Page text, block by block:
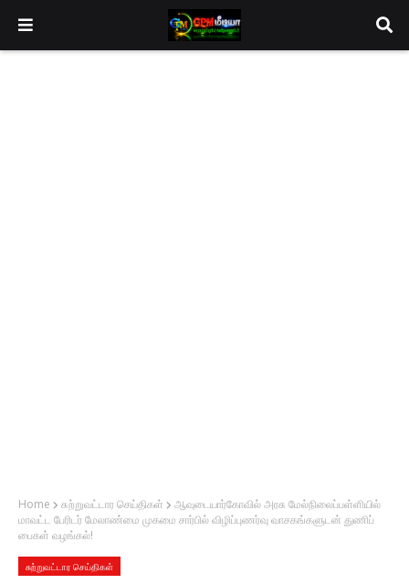
Home சுற்றுவட்டார செய்திகள்
ஆவுடையார்கோவில் அரசு மேல்நிலைப்பள்ளியில்
மாவட்ட பேரிடர் மேலாண்மை முகமை சார்பில் விழிப்புணர்வு வாசகங்களுடன் துணிப்
பைகள் வழங்கல்!
சுற்றுவட்டார செய்திகள்